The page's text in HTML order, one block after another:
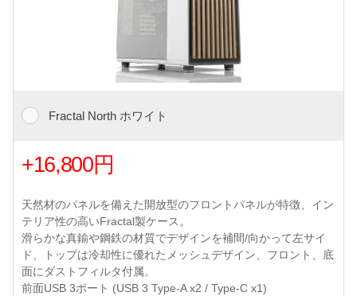
Fractal North ホワイト
+16,800円
天然材のパネルを備えた開放型のフロントパネルが特徴、イン
テリア性の高いFractal製ケース。
滑らかな真鍮や鋼鉄の材質でデザインを補間/向かって左サイ
ド、トップは冷却性に優れたメッシュデザイン、フロント、底
面にダストフィルタ付属。
前面USB 3ポート (USB 3 Type-A x2 / Type-C x1)